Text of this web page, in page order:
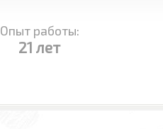
Опыт работы:
21 лет